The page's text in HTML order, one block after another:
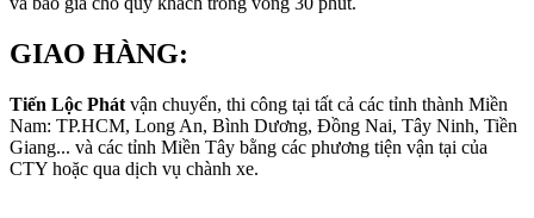
GIAO HÀNG:
Tiến Lộc Phát vận chuyển, thi công tại tất cả các tỉnh thành Miền
Nam: TP.HCM, Long An, Bình Dương, Đồng Nai, Tây Ninh, Tiền
Giang... và các tỉnh Miền Tây bằng các phương tiện vận tại của
CTY hoặc qua dịch vụ chành xe.